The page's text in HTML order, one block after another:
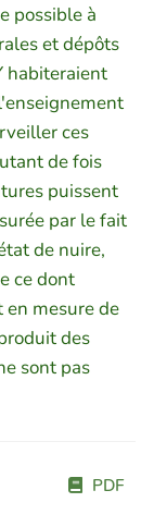
possible à
et dépôts
habiteraient
ces
de fois
puissent
par le fait
de nuire,
ce dont
mesure de
des
sont pas
PDF